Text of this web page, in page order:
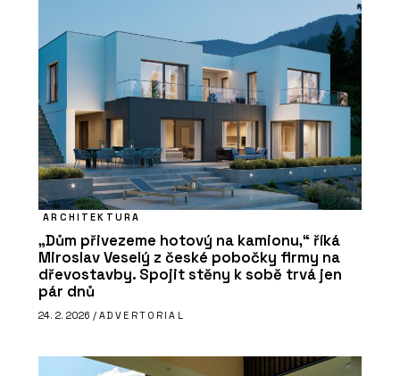
ARCHITEKTURA
„Dům přivezeme hotový na kamionu,“ říká
Miroslav Veselý z české pobočky firmy na
dřevostavby. Spojit stěny k sobě trvá jen
pár dnů
24. 2. 2026 / ADVERTORIAL